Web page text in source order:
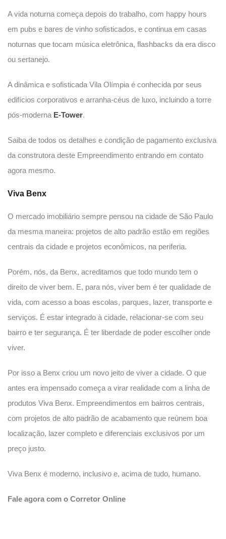
A vida noturna começa depois do trabalho, com happy hours
em pubs e bares de vinho sofisticados, e continua em casas
noturnas que tocam música eletrônica, flashbacks da era disco
ou sertanejo.
A dinâmica e sofisticada Vila Olímpia é conhecida por seus
edifícios corporativos e arranha-céus de luxo, incluindo a torre
pós-moderna E-Tower.
Saiba de todos os detalhes e condição de pagamento exclusiva
da construtora deste Empreendimento entrando em contato
agora mesmo.
Viva Benx
O mercado imobiliário sempre pensou na cidade de São Paulo
da mesma maneira: projetos de alto padrão estão em regiões
centrais da cidade e projetos econômicos, na periferia.
Porém, nós, da Benx, acreditamos que todo mundo tem o
direito de viver bem. E, para nós, viver bem é ter qualidade de
vida, com acesso a boas escolas, parques, lazer, transporte e
serviços. É estar integrado à cidade, relacionar-se com seu
bairro e ter segurança. É ter liberdade de poder escolher onde
viver.
Por isso a Benx criou um novo jeito de viver a cidade. O que
antes era impensado começa a virar realidade com a linha de
produtos Viva Benx. Empreendimentos em bairros centrais,
com projetos de alto padrão de acabamento que reúnem boa
localização, lazer completo e diferenciais exclusivos por um
preço justo.
Viva Benx é moderno, inclusivo e, acima de tudo, humano.
Fale agora com o Corretor Online